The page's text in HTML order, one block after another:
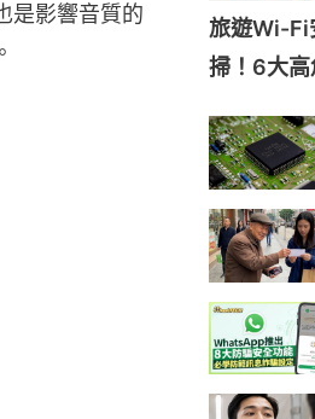
是影響音質的
旅遊Wi-Fi
掃！6大高